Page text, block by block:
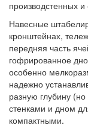
производстенных
Навесные
кронштейнах,
передняя часть
гофрированное
особенно
надежно
разную глубину
стенками и дном
компактными.